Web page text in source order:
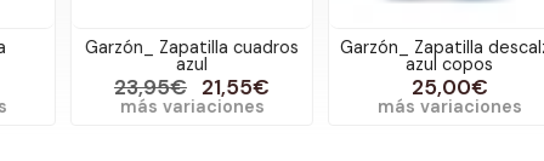
Garzón_ Zapatilla cuadros
azul
23,95€ 21,55€
más variaciones
Garzón_ Zapatilla descalza
azul copos
25,00€
más variaciones